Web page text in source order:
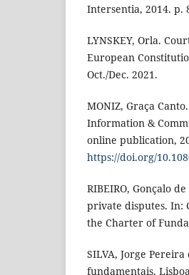
Intersentia, 2014. p.
LYNSKEY, Orla.
European
Oct./Dec. 2021.
MONIZ, Graça
Information &
online publication,
https://doi.org/
RIBEIRO, Gonçalo
private disputes. In:
the Charter of
SILVA, Jorge
fundamentais.